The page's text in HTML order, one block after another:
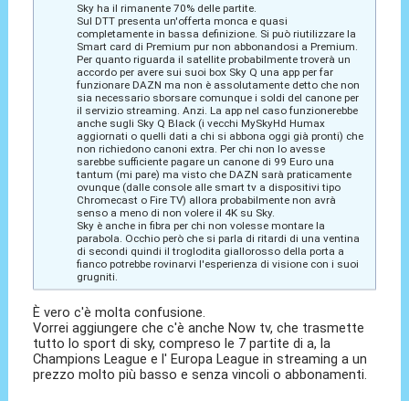
Sky ha il rimanente 70% delle partite.
Sul DTT presenta un'offerta monca e quasi
completamente in bassa definizione. Si può riutilizzare la
Smart card di Premium pur non abbonandosi a Premium.
Per quanto riguarda il satellite probabilmente troverà un
accordo per avere sui suoi box Sky Q una app per far
funzionare DAZN ma non è assolutamente detto che non
sia necessario sborsare comunque i soldi del canone per
il servizio streaming. Anzi. La app nel caso funzionerebbe
anche sugli Sky Q Black (i vecchi MySkyHd Humax
aggiornati o quelli dati a chi si abbona oggi già pronti) che
non richiedono canoni extra. Per chi non lo avesse
sarebbe sufficiente pagare un canone di 99 Euro una
tantum (mi pare) ma visto che DAZN sarà praticamente
ovunque (dalle console alle smart tv a dispositivi tipo
Chromecast o Fire TV) allora probabilmente non avrà
senso a meno di non volere il 4K su Sky.
Sky è anche in fibra per chi non volesse montare la
parabola. Occhio però che si parla di ritardi di una ventina
di secondi quindi il troglodita giallorosso della porta a
fianco potrebbe rovinarvi l'esperienza di visione con i suoi
grugniti.
È vero c'è molta confusione.
Vorrei aggiungere che c'è anche Now tv, che trasmette
tutto lo sport di sky, compreso le 7 partite di a, la
Champions League e l' Europa League in streaming a un
prezzo molto più basso e senza vincoli o abbonamenti.